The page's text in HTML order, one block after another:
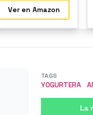
Ver en Amazon
TAGS
YOGURTERA
La